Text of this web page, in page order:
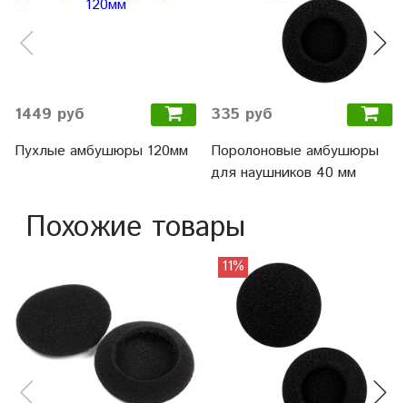
1449 руб
Пухлые амбушюры 120мм
335 руб
Поролоновые амбушюры
для наушников 40 мм
Похожие товары
11%